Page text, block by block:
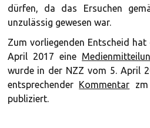
dürfen, da das Ersuchen
unzulässig gewesen war.
Zum vorliegenden Entscheid
April 2017 eine
wurde in der NZZ vom 5. April
entsprechender Kommentar
publiziert.